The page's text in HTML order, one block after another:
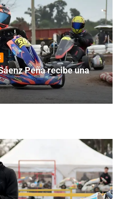
Peña recibe una